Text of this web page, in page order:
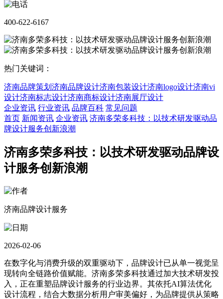
400-622-6167
热门关键词：
济南品牌策划 济南品牌设计济南包装设计济南logo设计济南vi
设计济南标志设计济南商标设计济南展厅设计
企业资讯 行业资讯 品牌百科 常见问题
首页 新闻资讯 企业资讯 济南多荣多科技：以技术研发驱动品
牌设计服务创新浪潮
济南多荣多科技：以技术研发驱动品牌设
计服务创新浪潮
济南品牌设计服务
2026-02-06
在数字化与消费升级的双重驱动下，品牌设计已从单一视觉呈
现转向全链路价值赋能。济南多荣多科技通过加大技术研发投
入，正在重塑品牌设计服务的行业边界。其依托AI算法优化
设计流程，结合大数据分析用户审美偏好，为品牌提供从策略